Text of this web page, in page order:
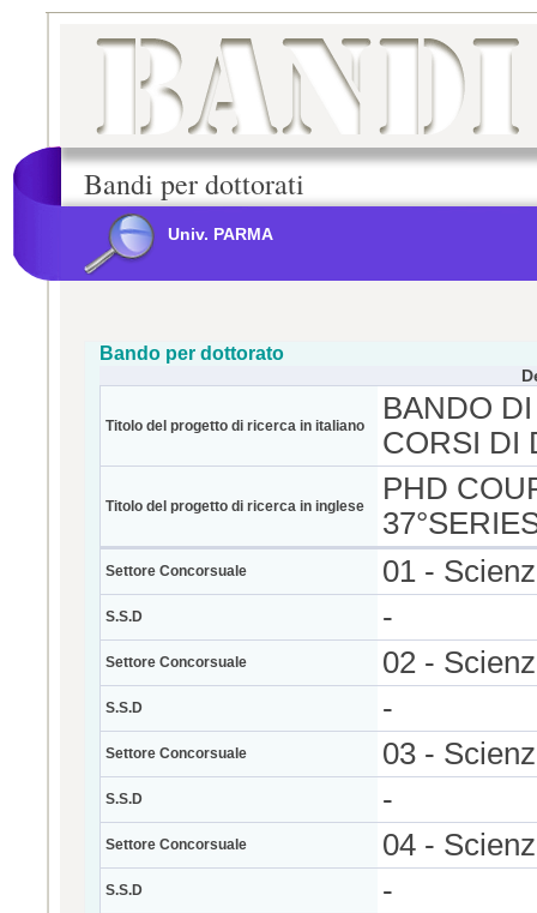
Bandi per dottorati
Univ. PARMA
Bando per dottorato
Titolo del progetto di ricerca in italiano
BANDO
CORSI DI
Titolo del progetto di ricerca in inglese
PHD
Settore Concorsuale 01 -
S.S.D -
Settore Concorsuale 02 -
S.S.D -
Settore Concorsuale 03 -
S.S.D -
Settore Concorsuale 04 -
S.S.D -